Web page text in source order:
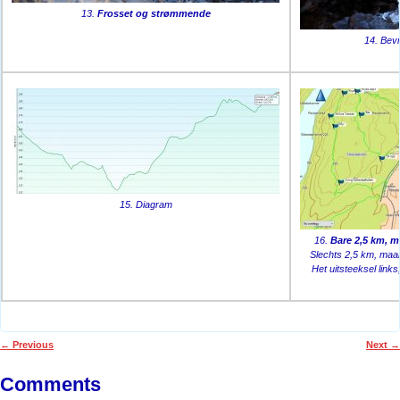
13. Frosset og strømmende
14.
15. Diagram
16. Bare 2,5 km,
Slechts 2,5 km,
Het uitsteeksel
← Previous Next →
Comments